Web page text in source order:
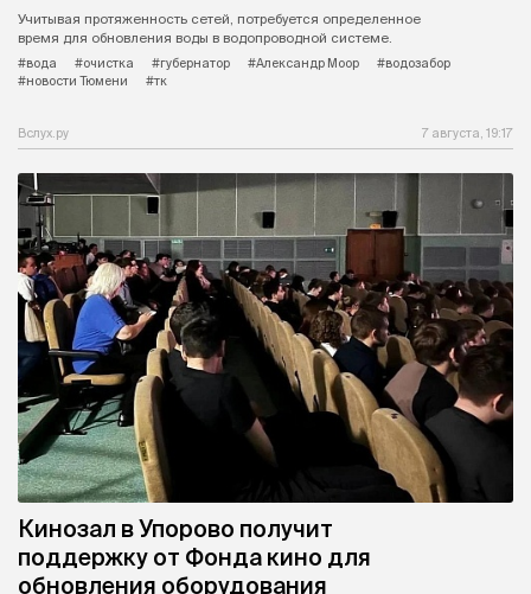
Учитывая протяженность сетей, потребуется определенное
время для обновления воды в водопроводной системе.
#вода
#очистка #губернатор #Александр Моор
#водозабор
#новости Тюмени
#тк
Вслух.ру 7 августа, 19:17
Кинозал в Упорово получит
поддержку от Фонда кино для
обновления оборудования